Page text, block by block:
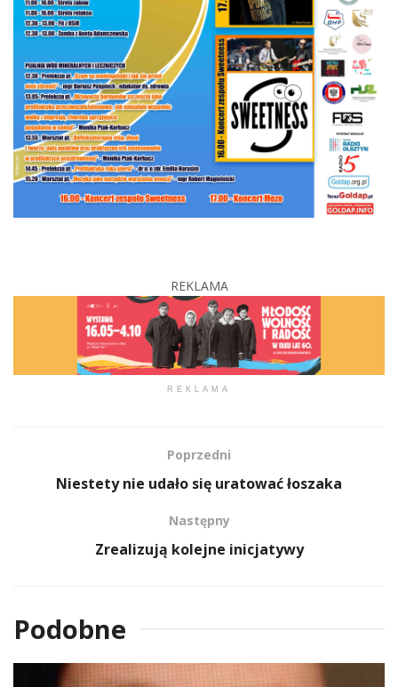
REKLAMA
REKLAMA
Poprzedni
Niestety nie udało się uratować łoszaka
Następny
Zrealizują kolejne inicjatywy
Podobne